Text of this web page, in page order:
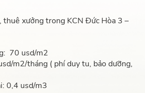
thuê xưởng trong KCN Đức Hòa 3 –
70 usd/m2
m2/tháng ( phí duy tu, bảo dưỡng,
0,4 usd/m3